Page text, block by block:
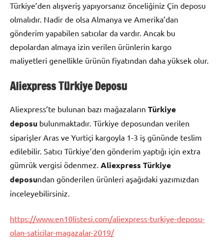
Türkiye’den alışveriş yapıyorsanız önceliğiniz Çin deposu
olmalıdır. Nadir de olsa Almanya ve Amerika’dan
gönderim yapabilen satıcılar da vardır. Ancak bu
depolardan almaya izin verilen ürünlerin kargo
maliyetleri genellikle ürünün fiyatından daha yüksek olur.
Aliexpress Türkiye Deposu
Aliexpress’te bulunan bazı mağazaların Türkiye
deposu bulunmaktadır. Türkiye deposundan verilen
siparişler Aras ve Yurtiçi kargoyla 1-3 iş gününde teslim
edilebilir. Satıcı Türkiye’den gönderim yaptığı için extra
gümrük vergisi ödenmez. Aliexpress Türkiye
deposundan gönderilen ürünleri aşağıdaki yazımızdan
inceleyebilirsiniz.
https://www.en10listesi.com/aliexpress-turkiye-deposu-
olan-saticilar-magazalar-2019/